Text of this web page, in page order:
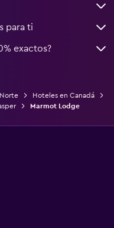
para ti
exactos?
Hoteles en Canadá
Marmot Lodge